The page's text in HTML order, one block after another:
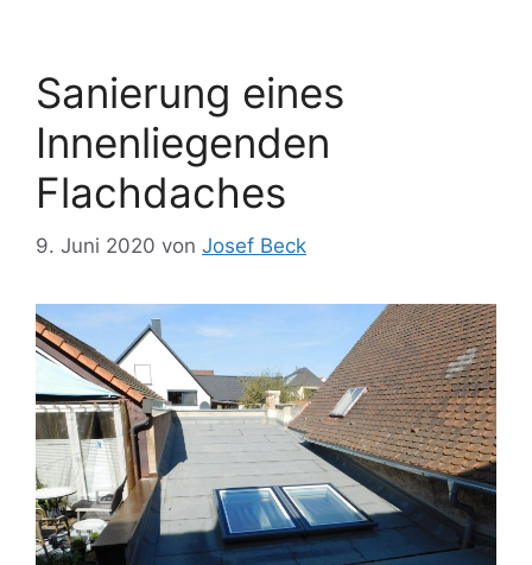
Sanierung eines
Innenliegenden
Flachdaches
9. Juni 2020 von Josef Beck